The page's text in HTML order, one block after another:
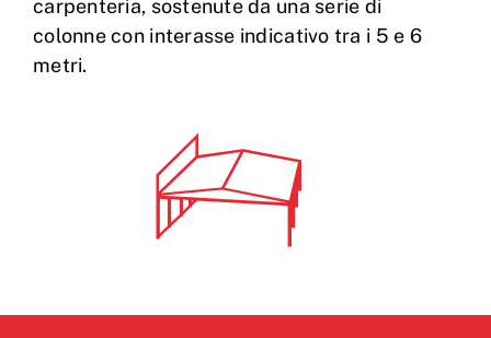
carpenteria, sostenute da una serie di
colonne con interasse indicativo tra i 5 e 6
metri.